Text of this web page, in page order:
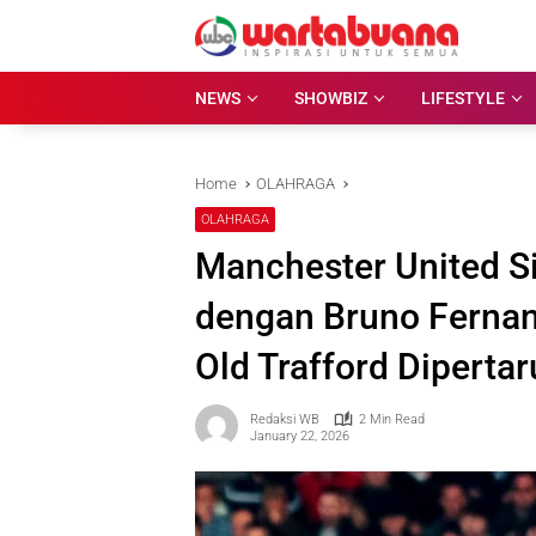
NEWS
SHOWBIZ LIFESTYLE
Home OLAHRAGA
OLAHRAGA
Manchester United
dengan Bruno
Old Trafford
Redaksi WB
2 Min Read
January 22, 2026